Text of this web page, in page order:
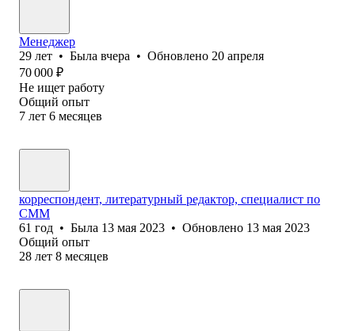
Менеджер
29 лет • Была вчера • Обновлено 20 апреля
70 000 ₽
Не ищет работу
Общий опыт
7 лет 6 месяцев
корреспондент, литературный редактор, специалист по
СММ
61 год • Была 13 мая 2023 • Обновлено 13 мая 2023
Общий опыт
28 лет 8 месяцев